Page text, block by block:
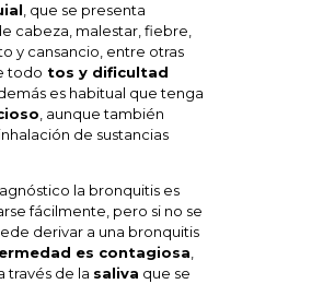
, que se presenta
cabeza, malestar, fiebre,
y cansancio, entre otras
todo tos y dificultad
es habitual que tenga
, aunque también
de sustancias
la bronquitis es
fácilmente, pero si no se
derivar a una bronquitis
es contagiosa
través de la saliva que se